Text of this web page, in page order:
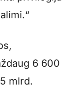
6 600
mlrd.